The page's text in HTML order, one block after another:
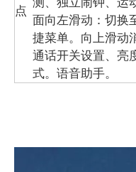
点
面向左滑动：切换
捷菜单。向上滑动
通话开关设置、亮
式。语音助手。